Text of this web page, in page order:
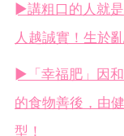
►講粗口的人就
人越誠實！生於
►「幸福肥」因
的食物善後，由
型！